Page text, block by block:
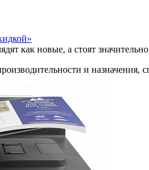
как новые, а стоят
и